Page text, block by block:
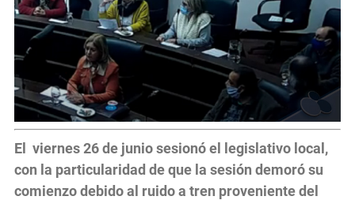
El viernes 26 de junio sesionó el legislativo local,
con la particularidad de que la sesión demoró su
comienzo debido al ruido a tren proveniente del